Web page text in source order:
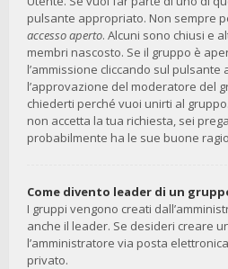
pulsante appropriato. Non sempre
accesso aperto. Alcuni sono chiusi e
membri nascosto. Se il gruppo è
l’ammissione cliccando sul
l’approvazione del moderatore del
chiederti perché vuoi unirti al
non accetta la tua richiesta, sei
probabilmente ha le sue buone
Come divento leader di un
I gruppi vengono creati
anche il leader. Se desideri creare
l’amministratore via posta
privato.